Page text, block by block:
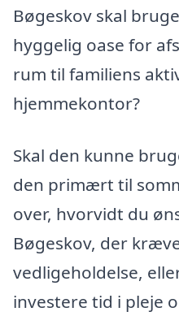
Bøgeskov skal
hyggelig oase for
rum til familiens
hjemmekontor?
Skal den kunne
den primært til
over, hvorvidt du
Bøgeskov, der
vedligeholdelse,
investere tid i pleje